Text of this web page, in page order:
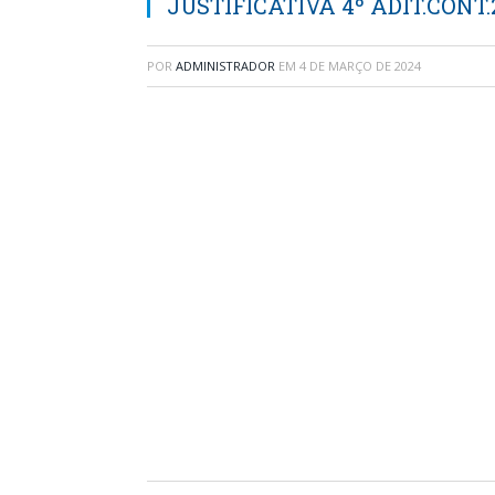
POR ADMINISTRADOR EM 4 DE MARÇO DE 2024